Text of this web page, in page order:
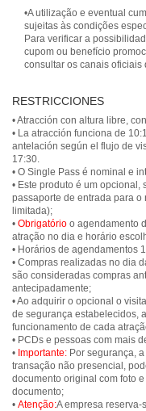
•A utilização e eventual
sujeitas às condições
Para verificar a
cupom ou benefício
consultar os canais
RESTRICCIONES
• Atracción con altura libre,
• La atracción funciona de
antelación según el flujo de
17:30.
• O Single Pass é nominal e
• Este produto é um
passaporte de entrada para
limitada);
• Obrigatório o agendamento
atração no dia e horário
• Horários de agendamentos
• Compras realizadas no dia
são consideradas compras
antecipadamente;
• Ao adquirir o opcional o
de segurança estabelecidos,
funcionamento de cada
• PCDs e pessoas com mais
• Importante: Por segurança,
transação não presencial,
documento original com foto
documento;
• Atenção:A empresa